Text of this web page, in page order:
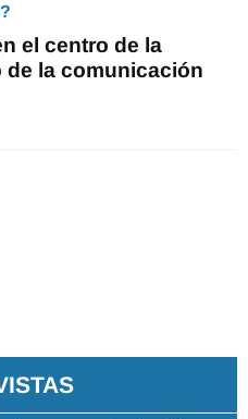
el centro de la
de la comunicación